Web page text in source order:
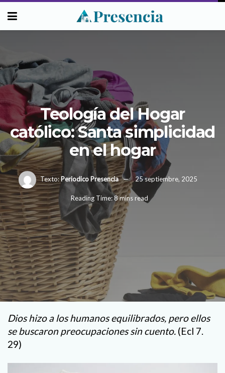
Teología del Hogar
católico: Santa simplicidad
en el hogar
Texto:Periodico Presencia 25 septiembre, 2025
Reading Time: 8 mins read
Dios hizo a los humanos equilibrados, pero ellos
se buscaron preocupaciones sin cuento. (Ecl 7.
29)